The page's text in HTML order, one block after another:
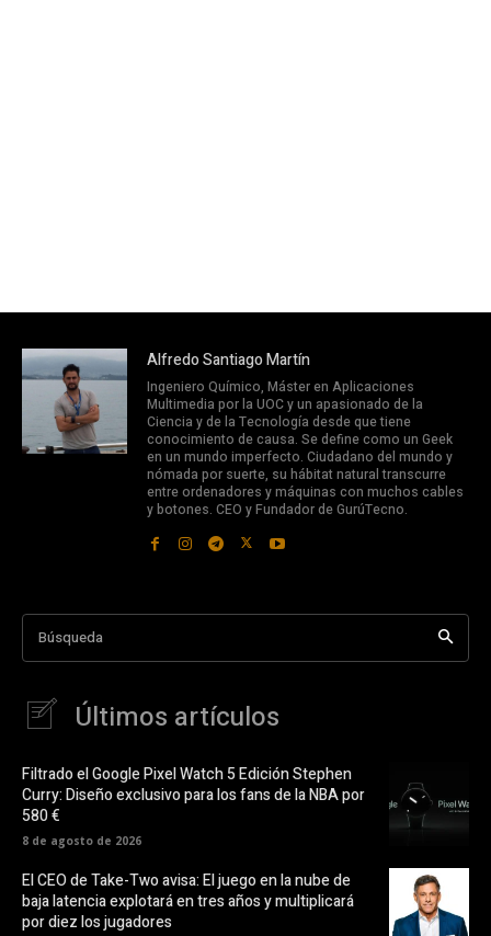
Alfredo Santiago Martín
Ingeniero Químico, Máster en Aplicaciones
Multimedia por la UOC y un apasionado de la
Ciencia y de la Tecnología desde que tiene
conocimiento de causa. Se define como un Geek
en un mundo imperfecto. Ciudadano del mundo y
nómada por suerte, su hábitat natural transcurre
entre ordenadores y máquinas con muchos cables
y botones. CEO y Fundador de GurúTecno.
Búsqueda
Últimos artículos
Filtrado el Google Pixel Watch 5 Edición Stephen
Curry: Diseño exclusivo para los fans de la NBA por
580 €
8 de agosto de 2026
El CEO de Take-Two avisa: El juego en la nube de
baja latencia explotará en tres años y multiplicará
por diez los jugadores